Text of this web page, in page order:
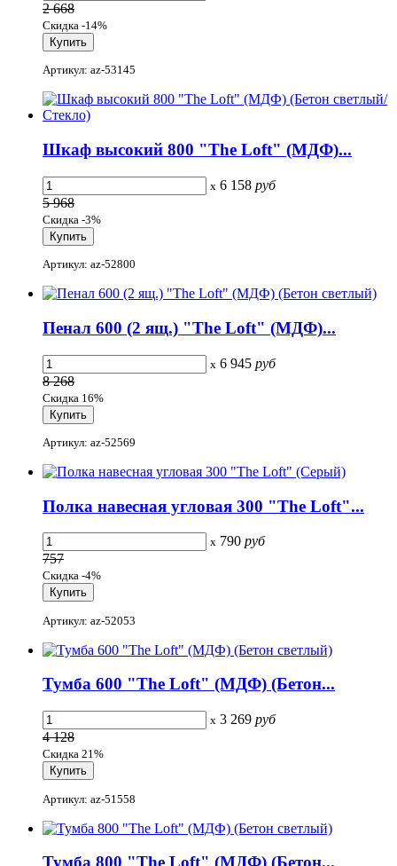
2 668
Скидка -14%
Артикул: az-53145
Шкаф высокий 800 "The Loft" (МДФ)...
x 6 158 руб
5 968
Скидка -3%
Артикул: az-52800
Пенал 600 (2 ящ.) "The Loft" (МДФ)...
x 6 945 руб
8 268
Скидка 16%
Артикул: az-52569
Полка навесная угловая 300 "The Loft"...
x 790 руб
757
Скидка -4%
Артикул: az-52053
Тумба 600 "The Loft" (МДФ) (Бетон...
x 3 269 руб
4 128
Скидка 21%
Артикул: az-51558
Тумба 800 "The Loft" (МДФ) (Бетон...